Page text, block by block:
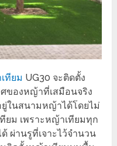
ทียม UG30 จะติดตั้ง
ของหญ้าที่เสมือนจริง
ในสนามหญ้าได้โดยไม่
ยม เพราะหญ้าเทียมทุก
ผ่านรูที่เจาะไว้จำนวน